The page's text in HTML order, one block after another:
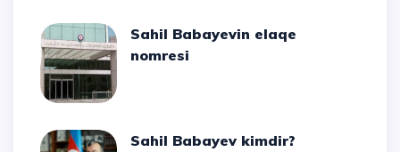
Sahil Babayevin elaqe
nomresi
Sahil Babayev kimdir?